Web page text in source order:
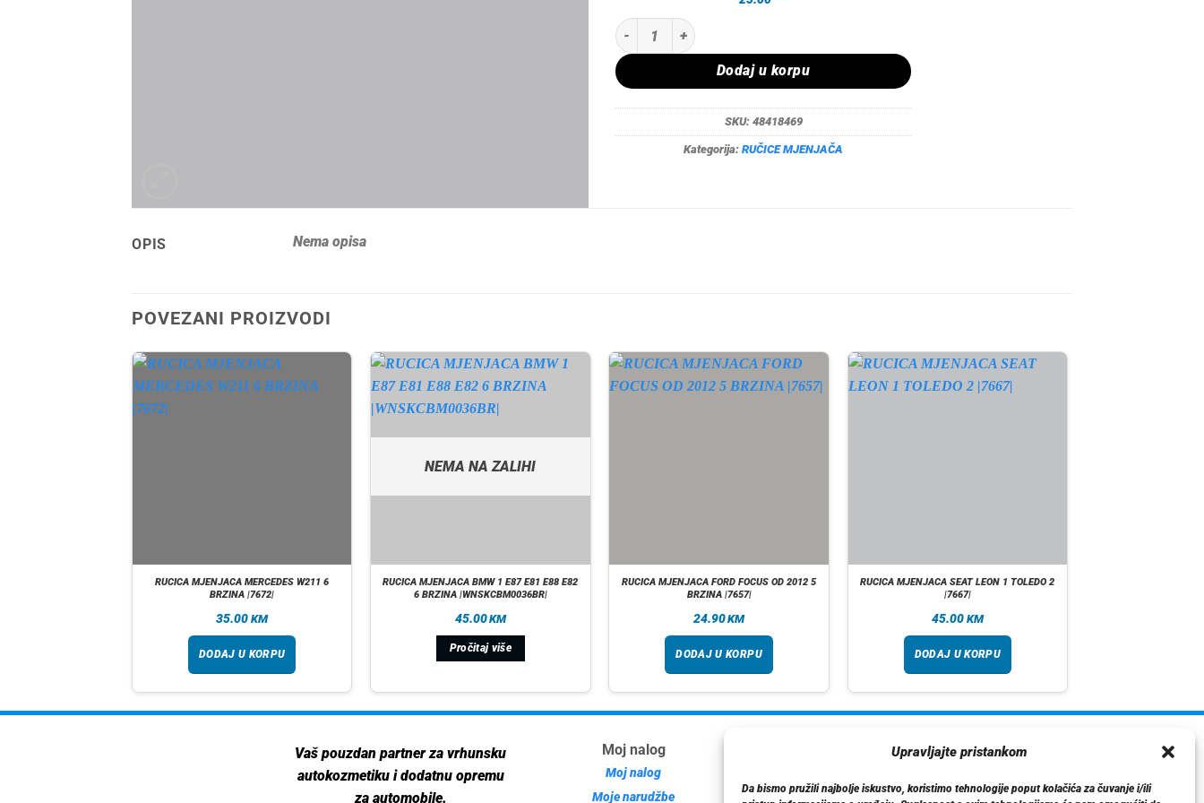
Upravljajte pristankom
Da bismo pružili najbolje iskustvo, koristimo tehnologije poput kolačića za čuvanje i/ili
RUCICA MJENJACA BMW 1 E87 E81 E88 E82 5 BRZINA |WNSKCBM0035BR| količina
Dodaj u korpu
SKU: 48418469
Kategorija: RUČICE MJENJAČA
OPIS Nema opisa
POVEZANI PROIZVODI
RUCICA MJENJACA MERCEDES W211 6
BRZINA |7672|
35.00 KM
DODAJ U KORPU
NEMA NA ZALIHI
RUCICA MJENJACA BMW 1 E87 E81 E88 E82
6 BRZINA |WNSKCBM0036BR|
45.00KM
Pročitaj više
RUCICA MJENJACA FORD FOCUS OD 2012 5
BRZINA |7657|
24.90KM
DODAJ U KORPU
RUCICA MJENJACA SEAT LEON 1 TOLEDO 2
|7667|
45.00 KM
DODAJ U KORPU
Vaš pouzdan partner za vrhunsku
autokozmetiku i dodatnu opremu
za automobile.
Moj nalog
Moj nalog
Moje narudžbe
Dostava